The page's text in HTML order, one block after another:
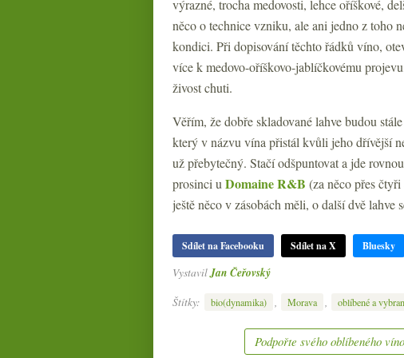
výrazné, trocha medovosti, lehce oříškové,
něco o technice vzniku, ale ani jedno z toho
kondici. Při dopisování těchto řádků víno,
více k medovo-oříškovo-jablíčkovému
živost chuti.
Věřím, že dobře skladované lahve budou
který v názvu vína přistál kvůli jeho dřívější
už přebytečný. Stačí odšpuntovat a jde
prosinci u Domaine R&B (za něco přes
ještě něco v zásobách měli, o další dvě
Sdílet na Facebooku Sdílet na X Bluesky
VystavilJan Čeřovský
Štítky:
bio(dynamika) Morava oblíbené a
Podpořte svého oblíbeného